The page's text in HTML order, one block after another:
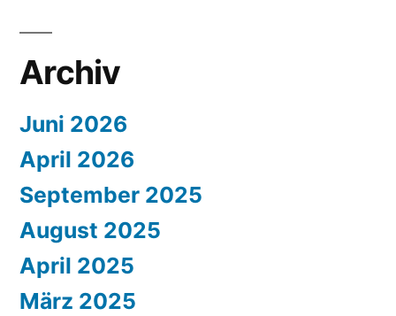
Archiv
Juni 2026
April 2026
September 2025
August 2025
April 2025
März 2025